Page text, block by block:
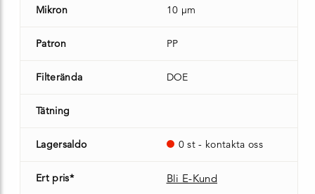
Mikron 10 µm
Patron PP
Filterända DOE
Tätning
Lagersaldo 0 st - kontakta oss
Ert pris* Bli E-Kund